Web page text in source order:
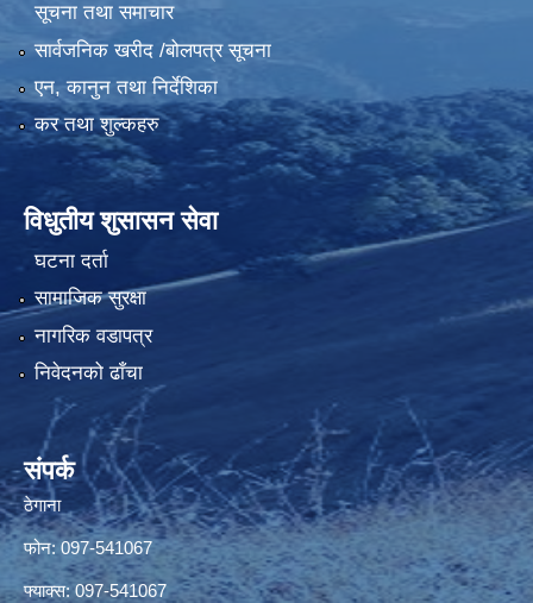
सूचना तथा समाचार
सार्वजनिक खरीद /बोलपत्र सूचना
एन, कानुन तथा निर्देशिका
कर तथा शुल्कहरु
विधुतीय शुसासन सेवा
घटना दर्ता
सामाजिक सुरक्षा
नागरिक वडापत्र
निवेदनको ढाँचा
संपर्क
ठेगाना
फोन: 097-541067
फ्याक्स: 097-541067